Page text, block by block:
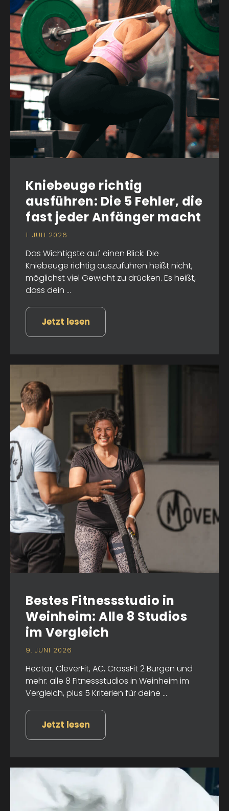
Kniebeuge richtig
ausführen: Die 5 Fehler, die
fast jeder Anfänger macht
1. JULI 2026
Das Wichtigste auf einen Blick: Die
Kniebeuge richtig auszuführen heißt nicht,
möglichst viel Gewicht zu drücken. Es heißt,
dass dein ...
Jetzt lesen
Bestes Fitnessstudio in
Weinheim: Alle 8 Studios
im Vergleich
9. JUNI 2026
Hector, CleverFit, AC, CrossFit 2 Burgen und
mehr: alle 8 Fitnessstudios in Weinheim im
Vergleich, plus 5 Kriterien für deine ...
Jetzt lesen